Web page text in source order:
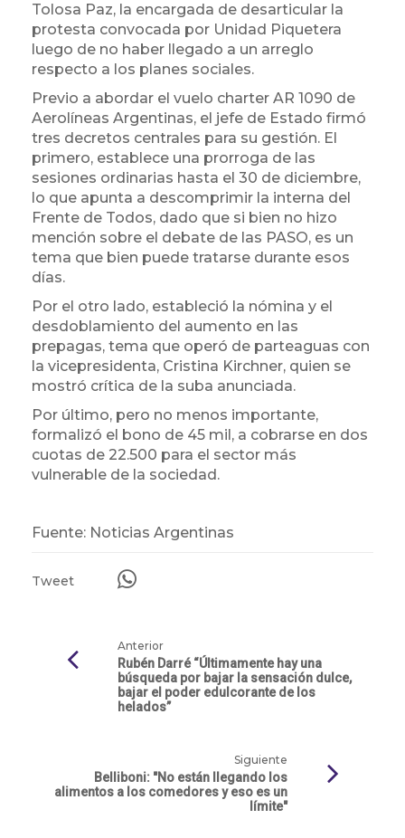
Tolosa Paz, la encargada de desarticular la
protesta convocada por Unidad Piquetera
luego de no haber llegado a un arreglo
respecto a los planes sociales.
Previo a abordar el vuelo charter AR 1090 de
Aerolíneas Argentinas, el jefe de Estado firmó
tres decretos centrales para su gestión. El
primero, establece una prorroga de las
sesiones ordinarias hasta el 30 de diciembre,
lo que apunta a descomprimir la interna del
Frente de Todos, dado que si bien no hizo
mención sobre el debate de las PASO, es un
tema que bien puede tratarse durante esos
días.
Por el otro lado, estableció la nómina y el
desdoblamiento del aumento en las
prepagas, tema que operó de parteaguas con
la vicepresidenta, Cristina Kirchner, quien se
mostró crítica de la suba anunciada.
Por último, pero no menos importante,
formalizó el bono de 45 mil, a cobrarse en dos
cuotas de 22.500 para el sector más
vulnerable de la sociedad.
Fuente: Noticias Argentinas
Tweet
Anterior
Rubén Darré “Últimamente hay una
búsqueda por bajar la sensación dulce,
bajar el poder edulcorante de los
helados”
Siguiente
Belliboni: "No están llegando los
alimentos a los comedores y eso es un
límite"